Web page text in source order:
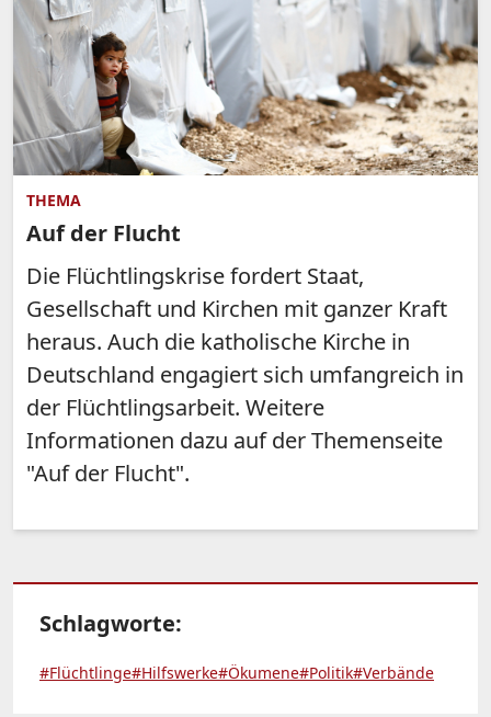
THEMA
Auf der Flucht
Die Flüchtlingskrise fordert Staat,
Gesellschaft und Kirchen mit ganzer Kraft
heraus. Auch die katholische Kirche in
Deutschland engagiert sich umfangreich in
der Flüchtlingsarbeit. Weitere
Informationen dazu auf der Themenseite
"Auf der Flucht".
Schlagworte:
#Flüchtlinge#Hilfswerke#Ökumene#Politik#Verbände